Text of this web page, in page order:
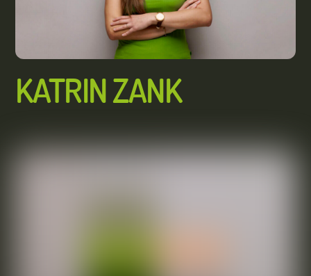
KATRIN ZANK